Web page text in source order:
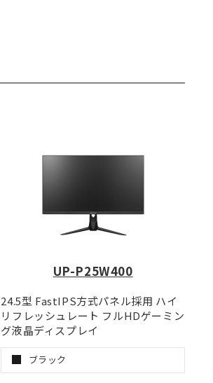
UP-P25W400
24.5型 FastIPS方式パネル採用 ハイ
リフレッシュレート フルHDゲーミン
グ液晶ディスプレイ
ブラック